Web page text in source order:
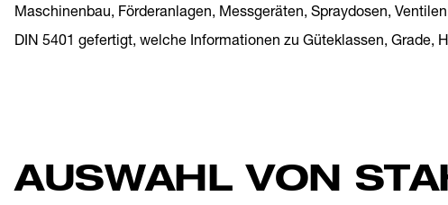
Maschinenbau, Förderanlagen, Messgeräten, Spraydosen,
DIN 5401 gefertigt, welche Informationen zu Güteklassen, Grade,
AUSWAHL VON